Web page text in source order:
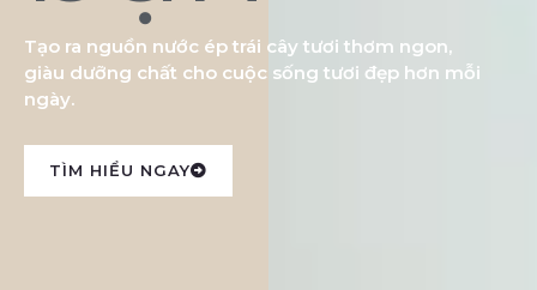
Tạo ra nguồn nước ép trái cây tươi thơm ngon,
giàu dưỡng chất cho cuộc sống tươi đẹp hơn mỗi
ngày.
TÌM HIỂU NGAY